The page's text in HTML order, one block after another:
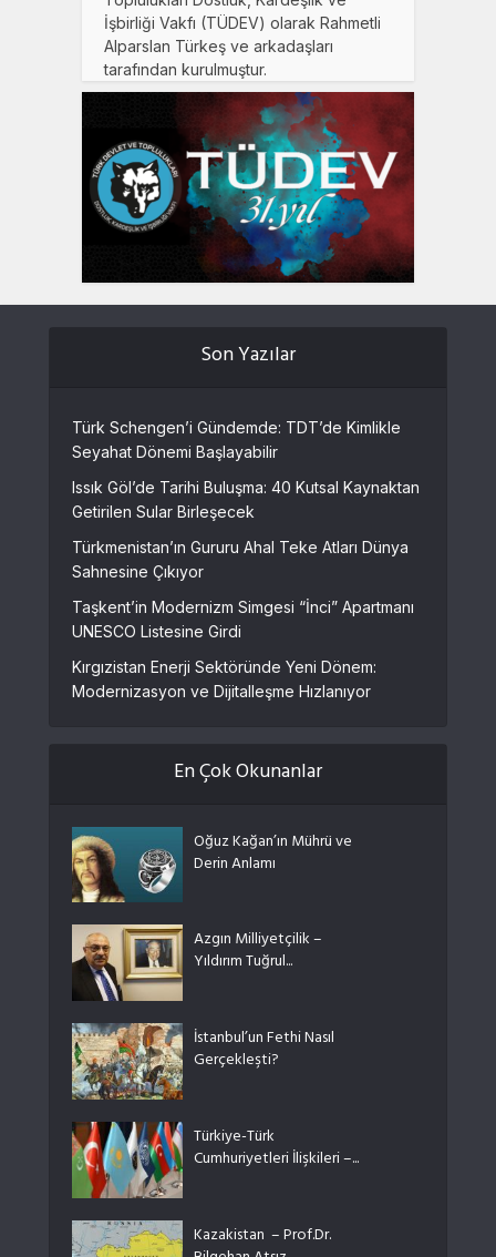
İşbirliği Vakfı (TÜDEV) olarak Rahmetli
Alparslan Türkeş ve arkadaşları
tarafından kurulmuştur.
Son Yazılar
Türk Schengen’i Gündemde: TDT’de Kimlikle
Seyahat Dönemi Başlayabilir
Issık Göl’de Tarihi Buluşma: 40 Kutsal Kaynaktan
Getirilen Sular Birleşecek
Türkmenistan’ın Gururu Ahal Teke Atları Dünya
Sahnesine Çıkıyor
Taşkent’in Modernizm Simgesi “İnci” Apartmanı
UNESCO Listesine Girdi
Kırgızistan Enerji Sektöründe Yeni Dönem:
Modernizasyon ve Dijitalleşme Hızlanıyor
En Çok Okunanlar
Oğuz Kağan’ın Mührü ve
Derin Anlamı
Azgın Milliyetçilik –
Yıldırım Tuğrul...
İstanbul’un Fethi Nasıl
Gerçekleşti?
Türkiye-Türk
Cumhuriyetleri İlişkileri –...
Kazakistan – Prof.Dr.